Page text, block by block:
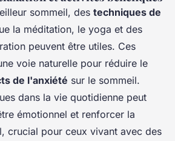
sommeil, des techniques de
la méditation, le yoga et des
peuvent être utiles. Ces
voie naturelle pour réduire le
de l'anxiété sur le sommeil.
dans la vie quotidienne peut
émotionnel et renforcer la
crucial pour ceux vivant avec des